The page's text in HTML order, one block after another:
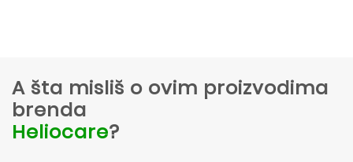
A šta misliš o ovim proizvodima
brenda
Heliocare?